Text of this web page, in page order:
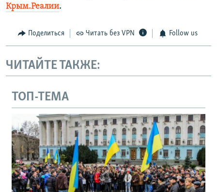
Крым.Реалии.
Поделиться Читать без VPN Follow us
ЧИТАЙТЕ ТАКЖЕ:
ТОП-ТЕМА